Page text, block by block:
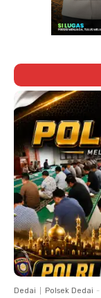
Dedai Polsek Dedai -